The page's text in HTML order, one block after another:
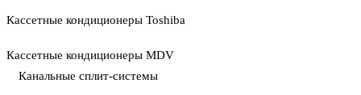
Кассетные кондиционеры Toshiba
Кассетные кондиционеры MDV
Канальные сплит-системы